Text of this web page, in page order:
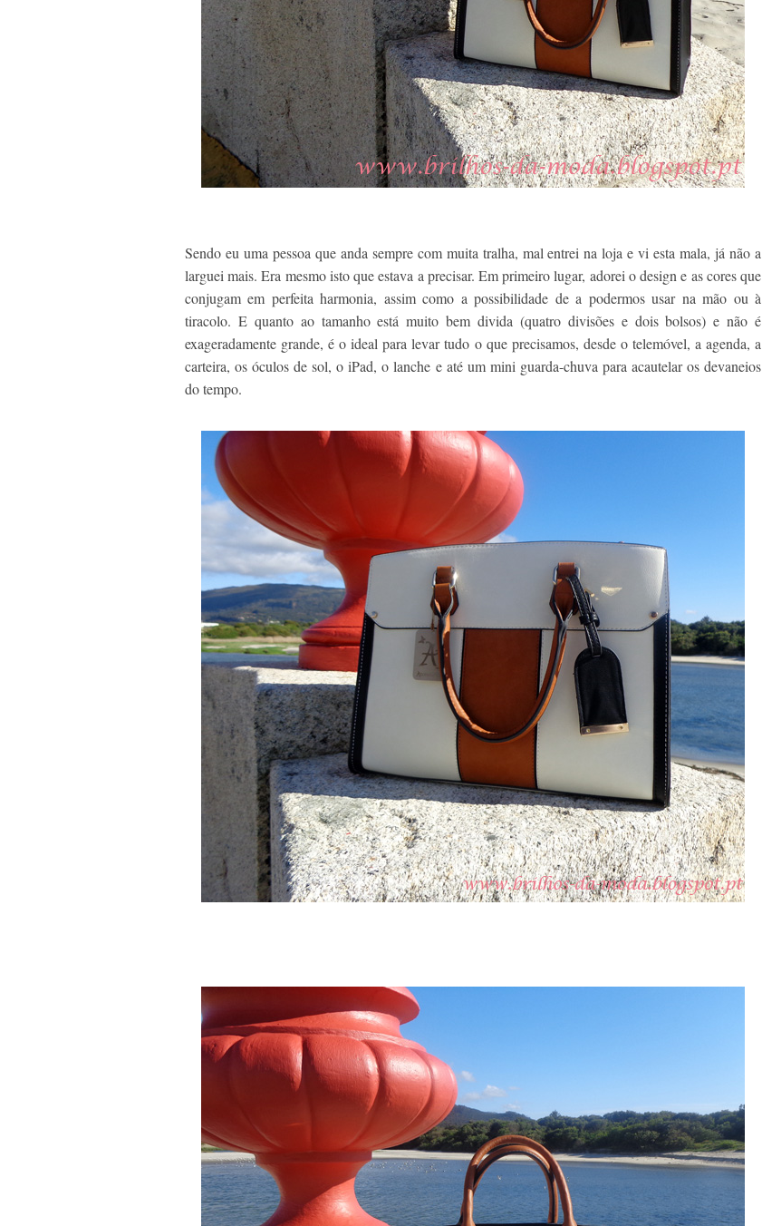
Sendo eu uma pessoa que anda sempre com muita tralha, mal entrei na loja e vi esta mala, já não a
larguei mais. Era mesmo isto que estava a precisar. Em primeiro lugar, adorei o design e as cores que
conjugam em perfeita harmonia, assim como a possibilidade de a podermos usar na mão ou à
tiracolo. E quanto ao tamanho está muito bem divida (quatro divisões e dois bolsos) e não é
exageradamente grande, é o ideal para levar tudo o que precisamos, desde o telemóvel, a agenda, a
carteira, os óculos de sol, o iPad, o lanche e até um mini guarda-chuva para acautelar os devaneios
do tempo.